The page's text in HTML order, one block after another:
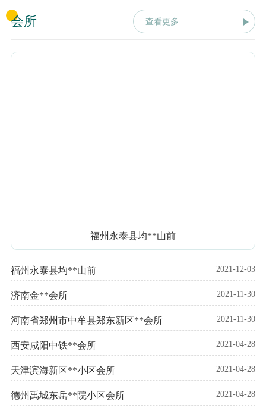
会所 查看更多
福州永泰县均**山前
福州永泰县均**山前 2021-12-03
济南金**会所 2021-11-30
河南省郑州市中牟县郑东新区**会所 2021-11-30
西安咸阳中铁**会所 2021-04-28
天津滨海新区**小区会所 2021-04-28
德州禹城东岳**院小区会所 2021-04-28